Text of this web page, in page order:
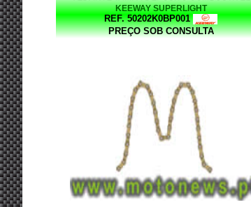
KEEWAY SUPERLIGHT
REF. 50202K0BP001
PREÇO SOB CONSULTA